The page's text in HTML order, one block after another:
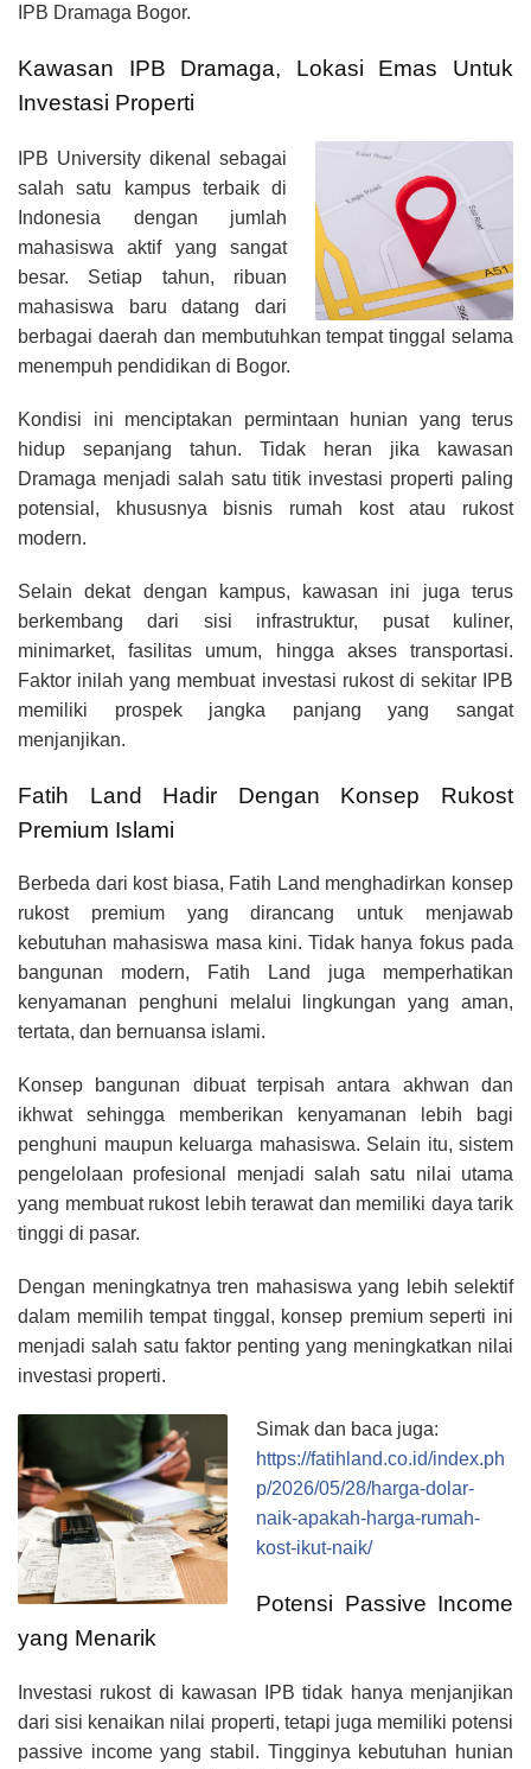
IPB Dramaga Bogor.
Kawasan IPB Dramaga, Lokasi Emas Untuk
Investasi Properti
IPB University dikenal sebagai
salah satu kampus terbaik di
Indonesia dengan jumlah
mahasiswa aktif yang sangat
besar. Setiap tahun, ribuan
mahasiswa baru datang dari
berbagai daerah dan membutuhkan tempat tinggal selama
menempuh pendidikan di Bogor.
Kondisi ini menciptakan permintaan hunian yang terus
hidup sepanjang tahun. Tidak heran jika kawasan
Dramaga menjadi salah satu titik investasi properti paling
potensial, khususnya bisnis rumah kost atau rukost
modern.
Selain dekat dengan kampus, kawasan ini juga terus
berkembang dari sisi infrastruktur, pusat kuliner,
minimarket, fasilitas umum, hingga akses transportasi.
Faktor inilah yang membuat investasi rukost di sekitar IPB
memiliki prospek jangka panjang yang sangat
menjanjikan.
Fatih Land Hadir Dengan Konsep Rukost
Premium Islami
Berbeda dari kost biasa, Fatih Land menghadirkan konsep
rukost premium yang dirancang untuk menjawab
kebutuhan mahasiswa masa kini. Tidak hanya fokus pada
bangunan modern, Fatih Land juga memperhatikan
kenyamanan penghuni melalui lingkungan yang aman,
tertata, dan bernuansa islami.
Konsep bangunan dibuat terpisah antara akhwan dan
ikhwat sehingga memberikan kenyamanan lebih bagi
penghuni maupun keluarga mahasiswa. Selain itu, sistem
pengelolaan profesional menjadi salah satu nilai utama
yang membuat rukost lebih terawat dan memiliki daya tarik
tinggi di pasar.
Dengan meningkatnya tren mahasiswa yang lebih selektif
dalam memilih tempat tinggal, konsep premium seperti ini
menjadi salah satu faktor penting yang meningkatkan nilai
investasi properti.
Simak dan baca juga:
https://fatihland.co.id/index.ph
p/2026/05/28/harga-dolar-
naik-apakah-harga-rumah-
kost-ikut-naik/
Potensi Passive Income
yang Menarik
Investasi rukost di kawasan IPB tidak hanya menjanjikan
dari sisi kenaikan nilai properti, tetapi juga memiliki potensi
passive income yang stabil. Tingginya kebutuhan hunian